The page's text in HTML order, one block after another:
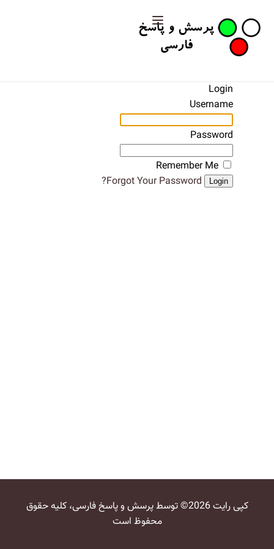
Login
Username
Password
Remember Me
Login
Forgot Your Password?
کپی رایت 2026© توسط پرسش و پاسخ فارسی، کلیه حقوق
محفوظ است